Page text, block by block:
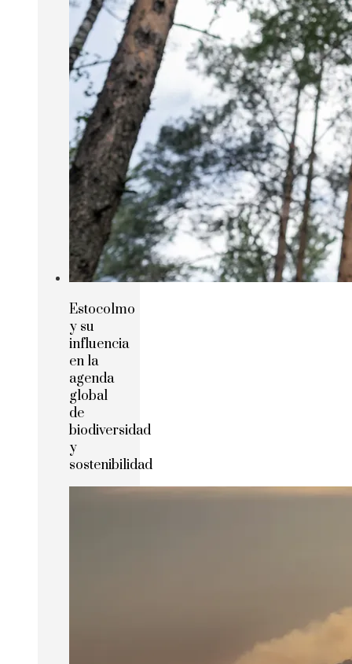
Estocolmo
y su
influencia
en la
agenda
global
de
biodiversidad
y
sostenibilidad